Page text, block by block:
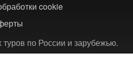
cookie
по России и зарубежью.